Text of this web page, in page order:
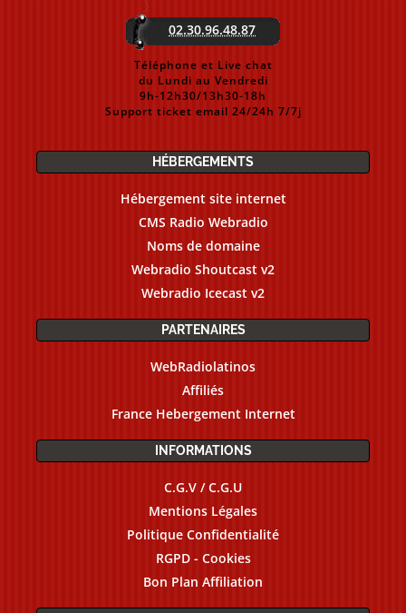
02.30.96.48.87
Téléphone et Live chat
du Lundi au Vendredi
9h-12h30/13h30-18h
Support ticket email 24/24h 7/7j
HÉBERGEMENTS
Hébergement site internet
CMS Radio Webradio
Noms de domaine
Webradio Shoutcast v2
Webradio Icecast v2
PARTENAIRES
WebRadiolatinos
Affiliés
France Hebergement Internet
INFORMATIONS
C.G.V / C.G.U
Mentions Légales
Politique Confidentialité
RGPD - Cookies
Bon Plan Affiliation